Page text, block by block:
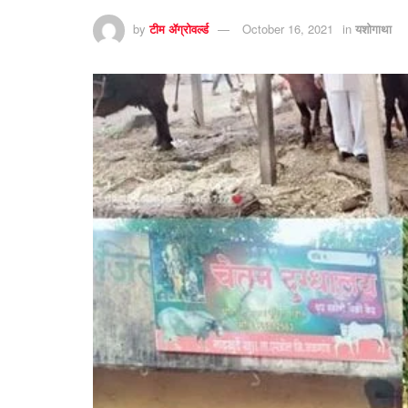
by टीम ॲग्रोवर्ल्ड October 16, 2021 in यशोगाथा